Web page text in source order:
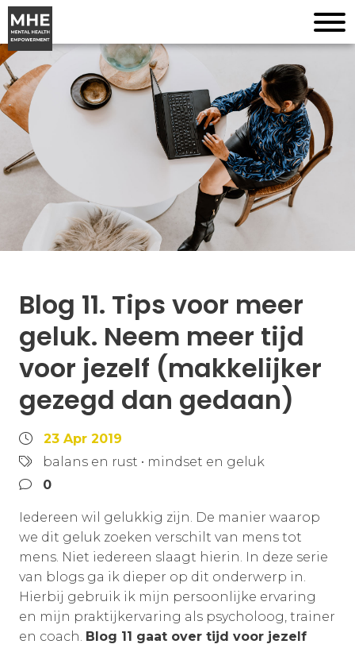
Blog 11. Tips voor meer
geluk. Neem meer tijd
voor jezelf (makkelijker
gezegd dan gedaan)
23 Apr 2019
balans en rust • mindset en geluk
0
Iedereen wil gelukkig zijn. De manier waarop
we dit geluk zoeken verschilt van mens tot
mens. Niet iedereen slaagt hierin. In deze serie
van blogs ga ik dieper op dit onderwerp in.
Hierbij gebruik ik mijn persoonlijke ervaring
en mijn praktijkervaring als psycholoog, trainer
en coach. Blog 11 gaat over tijd voor jezelf